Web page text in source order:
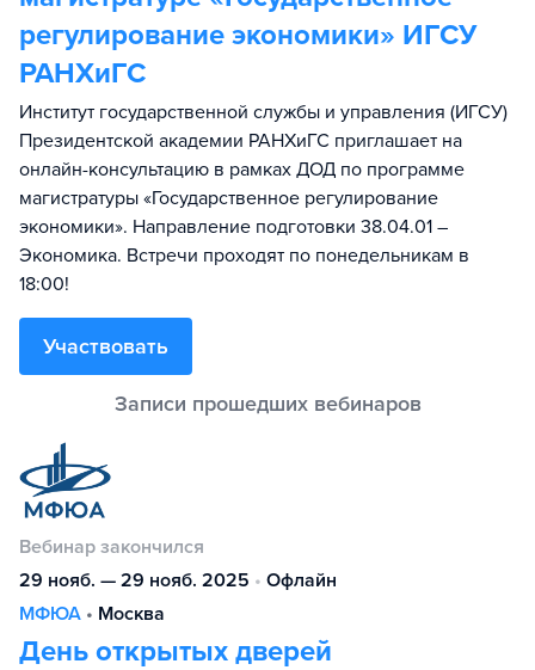
регулирование экономики» ИГСУ
РАНХиГС
Институт государственной службы и управления (ИГСУ)
Президентской академии РАНХиГС приглашает на
онлайн-консультацию в рамках ДОД по программе
магистратуры «Государственное регулирование
экономики». Направление подготовки 38.04.01 –
Экономика. Встречи проходят по понедельникам в
18:00!
Участвовать
Вебинар закончился
29 нояб. — 29 нояб. 2025 • Офлайн
МФЮА • Москва
День открытых дверей